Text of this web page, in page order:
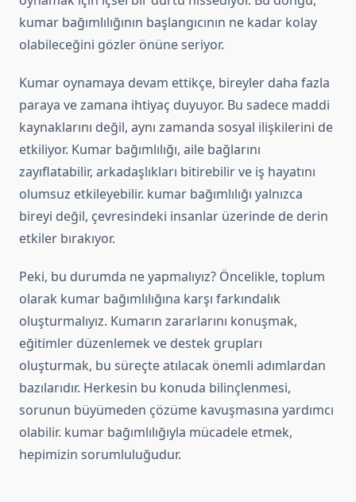
kumar bağımlılığının başlangıcının ne kadar kolay
olabileceğini gözler önüne seriyor.
Kumar oynamaya devam ettikçe, bireyler daha fazla
paraya ve zamana ihtiyaç duyuyor. Bu sadece maddi
kaynaklarını değil, aynı zamanda sosyal ilişkilerini de
etkiliyor. Kumar bağımlılığı, aile bağlarını
zayıflatabilir, arkadaşlıkları bitirebilir ve iş hayatını
olumsuz etkileyebilir. kumar bağımlılığı yalnızca
bireyi değil, çevresindeki insanlar üzerinde de derin
etkiler bırakıyor.
Peki, bu durumda ne yapmalıyız? Öncelikle, toplum
olarak kumar bağımlılığına karşı farkındalık
oluşturmalıyız. Kumarın zararlarını konuşmak,
eğitimler düzenlemek ve destek grupları
oluşturmak, bu süreçte atılacak önemli adımlardan
bazılarıdır. Herkesin bu konuda bilinçlenmesi,
sorunun büyümeden çözüme kavuşmasına yardımcı
olabilir. kumar bağımlılığıyla mücadele etmek,
hepimizin sorumluluğudur.